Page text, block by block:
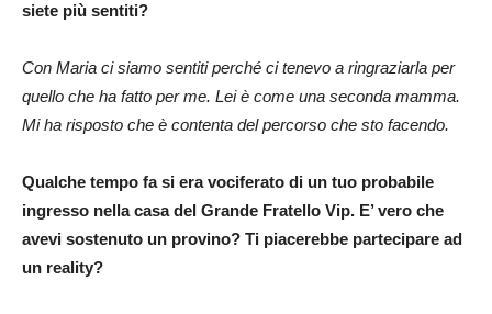
siete più sentiti?
Con Maria ci siamo sentiti perché ci tenevo a ringraziarla per
quello che ha fatto per me. Lei è come una seconda mamma.
Mi ha risposto che è contenta del percorso che sto facendo.
Qualche tempo fa si era vociferato di un tuo probabile
ingresso nella casa del Grande Fratello Vip. E’ vero che
avevi sostenuto un provino? Ti piacerebbe partecipare ad
un reality?